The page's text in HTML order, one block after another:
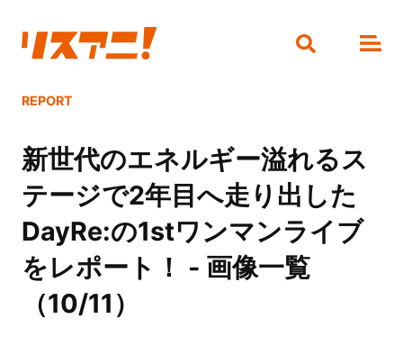
REPORT
新世代のエネルギー溢れるス
テージで2年目へ走り出した
DayRe:の1stワンマンライブ
をレポート！ - 画像一覧
（10/11）